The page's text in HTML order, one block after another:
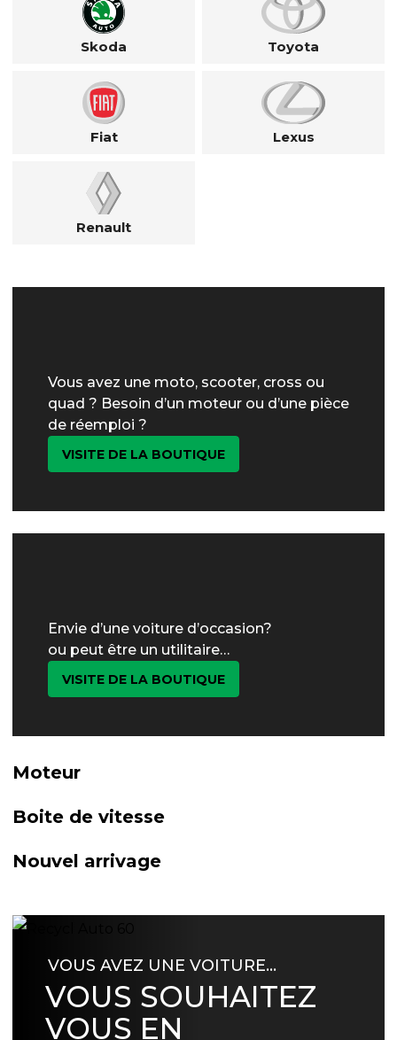
Skoda Toyota
Fiat Lexus
Renault
Vous avez une moto, scooter, cross ou
quad ? Besoin d’un moteur ou d’une pièce
de réemploi ?
VISITE DE LA BOUTIQUE
Envie d’une voiture d’occasion?
ou peut être un utilitaire…
VISITE DE LA BOUTIQUE
Moteur
Boite de vitesse
Nouvel arrivage
VOUS AVEZ UNE VOITURE…
VOUS SOUHAITEZ
VOUS EN